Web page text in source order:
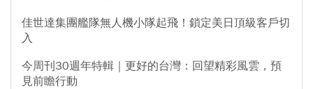
佳世達集團艦隊無人機小隊起飛！鎖定美日頂級客戶切
入
今周刊30週年特輯｜更好的台灣：回望精彩風雲，預
見前瞻行動